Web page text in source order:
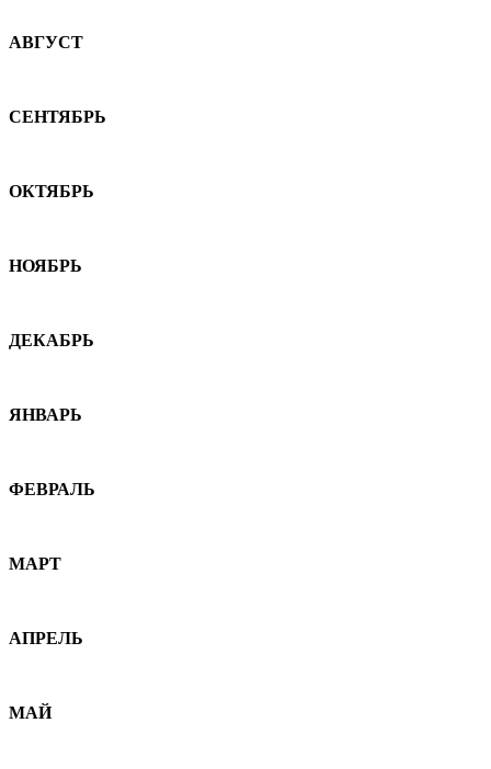
АВГУСТ
СЕНТЯБРЬ
ОКТЯБРЬ
НОЯБРЬ
ДЕКАБРЬ
ЯНВАРЬ
ФЕВРАЛЬ
МАРТ
АПРЕЛЬ
МАЙ